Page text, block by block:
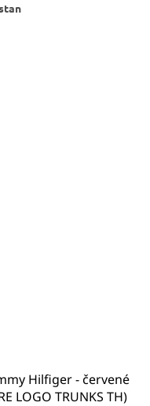
Hilfiger - červené
LOGO TRUNKS TH)